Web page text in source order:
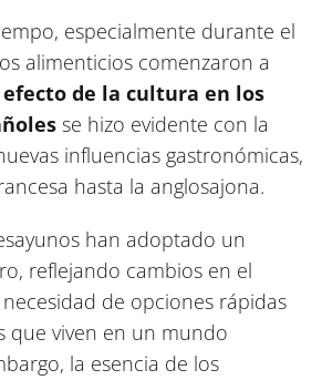
especialmente durante el
alimenticios comenzaron a
efecto de la cultura en los
se hizo evidente con la
influencias gastronómicas,
hasta la anglosajona.
han adoptado un
reflejando cambios en el
de opciones rápidas
que viven en un mundo
la esencia de los